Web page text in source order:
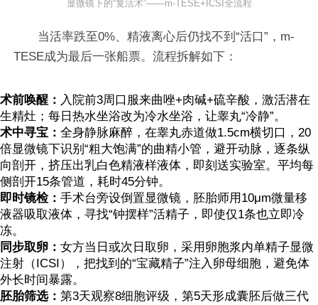
显微镜下的“复活术”——m-TESE+ICSI全流程
当活率跌至0%、精液离心后仍找不到“活口”，m-
TESE成为最后一张船票。流程拆解如下：
术前唤醒： 入院前3周口服来曲唑+肉碱+硫辛酸，激活潜在
生精灶；每日热水坐浴改为冷水坐浴，让睾丸“冷静”。
术中寻宝： 全身静脉麻醉，在睾丸赤道做1.5cm横切口，20
倍显微镜下识别“粗大饱满”的曲精小管，避开动脉，逐条纵
向剖开，挤压出乳白色精液样液体，即刻送实验室。平均每
侧剖开15条管道，耗时45分钟。
即时镜检： 手术台旁设倒置显微镜，胚胎师用10μm微量移
液器吸取液体，寻找“钟摆样”活精子，即使仅1条也立即冷
冻。
同步取卵： 女方当日或次日取卵，采用卵胞浆内单精子显微
注射（ICSI），把找到的“宝藏精子”注入卵母细胞，避免体
外长时间暴露。
胚胎筛选： 第3天观察8细胞评级，第5天形成囊胚后做三代